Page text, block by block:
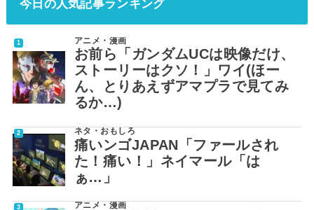
今日の人気記事ランキング
アニメ・漫画
お前ら「ガンダムUCは映像だけ、
ストーリーはクソ！」ワイ(ほー
ん、とりあえずアマプラで見てみ
るか…)
ネタ・おもしろ
痛いンゴJAPAN「ファールされ
た！痛い！」ネイマール「は
ぁ…」
アニメ・漫画